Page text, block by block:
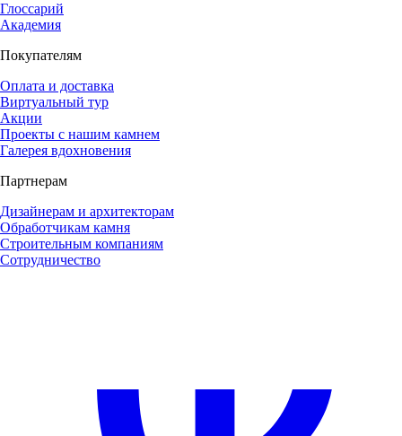
Глоссарий
Академия
Покупателям
Оплата и доставка
Виртуальный тур
Акции
Проекты с нашим камнем
Галерея вдохновения
Партнерам
Дизайнерам и архитекторам
Обработчикам камня
Строительным компаниям
Сотрудничество